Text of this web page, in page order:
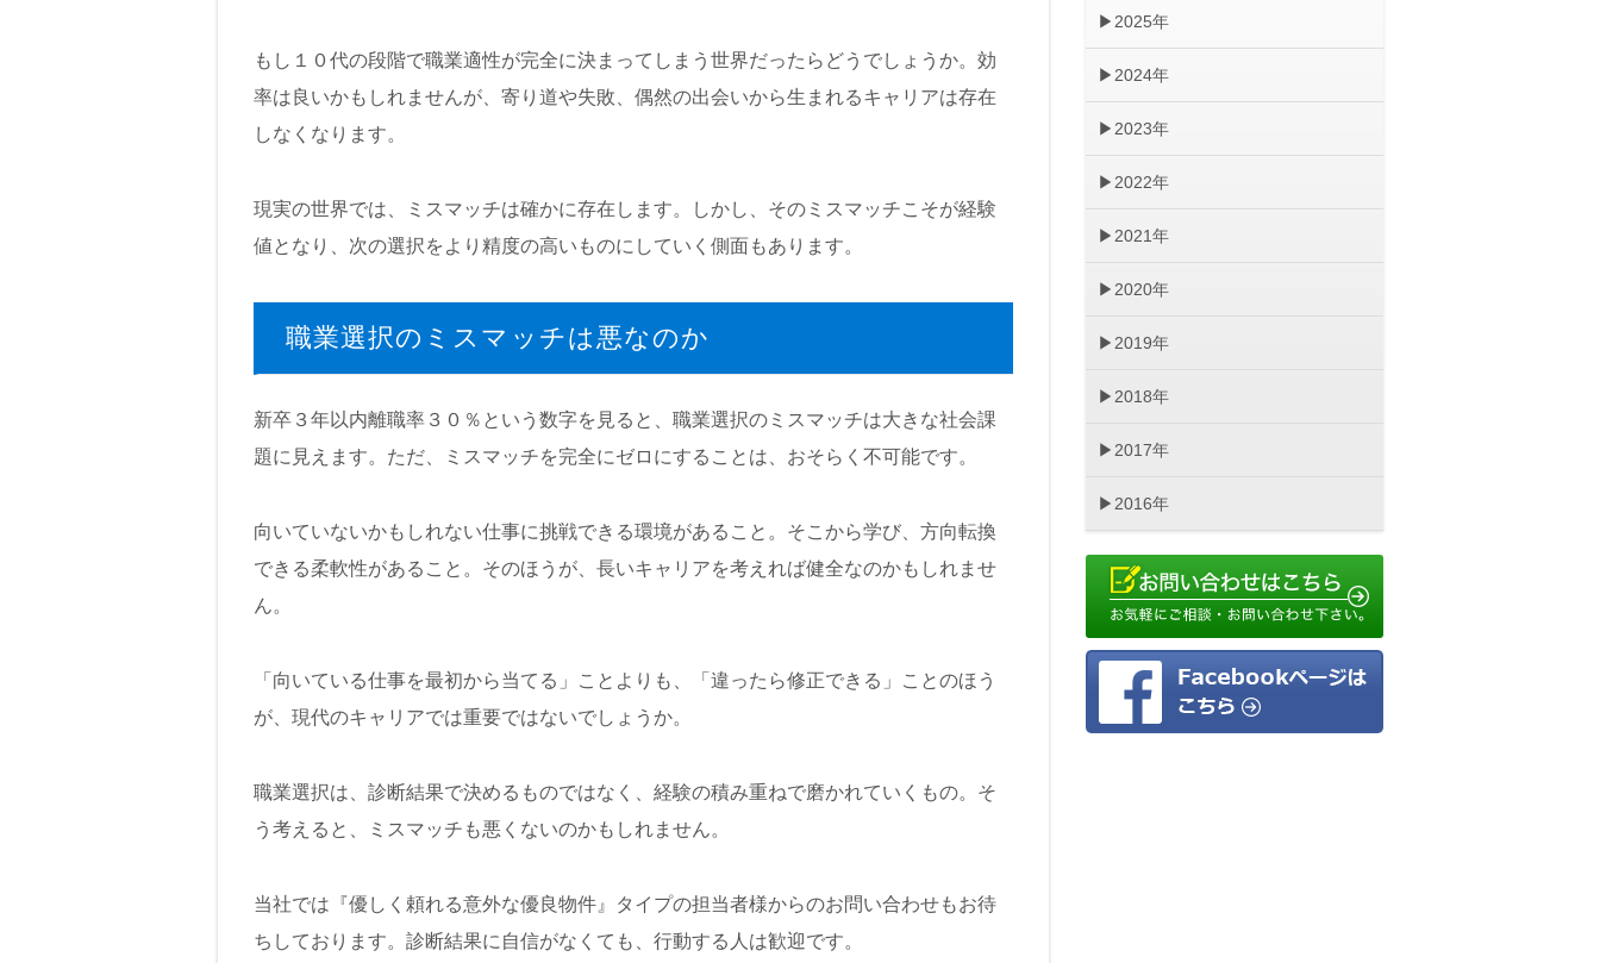
もし１０代の段階で職業適性が完全に決まってしまう世界だったらどうでしょうか。効
率は良いかもしれませんが、寄り道や失敗、偶然の出会いから生まれるキャリアは存在
しなくなります。
現実の世界では、ミスマッチは確かに存在します。しかし、そのミスマッチこそが経験
値となり、次の選択をより精度の高いものにしていく側面もあります。
職業選択のミスマッチは悪なのか
新卒３年以内離職率３０％という数字を見ると、職業選択のミスマッチは大きな社会課
題に見えます。ただ、ミスマッチを完全にゼロにすることは、おそらく不可能です。
向いていないかもしれない仕事に挑戦できる環境があること。そこから学び、方向転換
できる柔軟性があること。そのほうが、長いキャリアを考えれば健全なのかもしれませ
ん。
「向いている仕事を最初から当てる」ことよりも、「違ったら修正できる」ことのほう
が、現代のキャリアでは重要ではないでしょうか。
職業選択は、診断結果で決めるものではなく、経験の積み重ねで磨かれていくもの。そ
う考えると、ミスマッチも悪くないのかもしれません。
当社では『優しく頼れる意外な優良物件』タイプの担当者様からのお問い合わせもお待
ちしております。診断結果に自信がなくても、行動する人は歓迎です。
2025年
2024年
2023年
2022年
2021年
2020年
2019年
2018年
2017年
2016年